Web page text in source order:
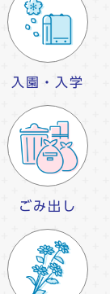
入園・入学
ごみ出し